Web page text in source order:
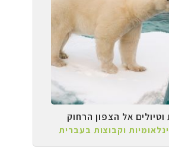
וטיולים אל הצפון הרחוק
וקבוצות בעברית